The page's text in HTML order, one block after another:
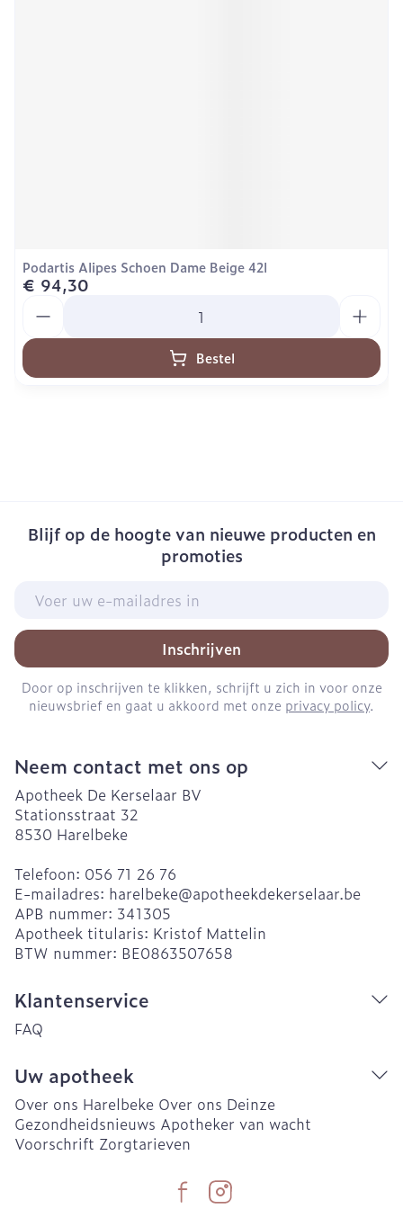
Podartis Alipes Schoen Dame Beige 42l
€ 94,30
Bestel
Blijf op de hoogte van nieuwe producten en
promoties
Inschrijven
Door op inschrijven te klikken, schrijft u zich in voor onze
nieuwsbrief en gaat u akkoord met onze privacy policy.
Neem contact met ons op
Apotheek De Kerselaar BV
Stationsstraat 32
8530 Harelbeke
Telefoon: 056 71 26 76
E-mailadres: harelbeke@apotheekdekerselaar.be
APB nummer: 341305
Apotheek titularis: Kristof Mattelin
BTW nummer: BE0863507658
Klantenservice
FAQ
Uw apotheek
Over ons Harelbeke Over ons Deinze
Gezondheidsnieuws Apotheker van wacht
Voorschrift Zorgtarieven